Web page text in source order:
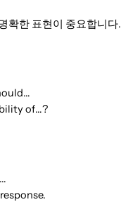
확한 표현이 중요합니다.
of…?